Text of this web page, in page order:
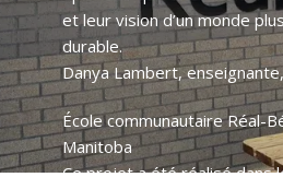
et leur vision d’un monde
durable.
Danya Lambert,
École communautaire Réal-
Manitoba
Ce projet a été réalisé dans